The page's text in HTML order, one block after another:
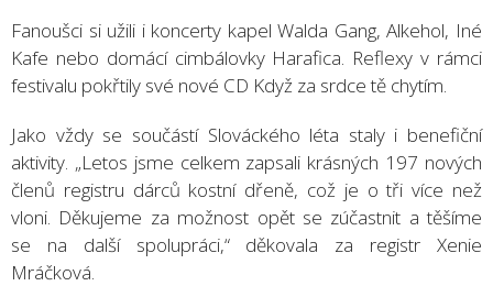
Fanoušci si užili i koncerty kapel Walda Gang, Alkehol, Iné
Kafe nebo domácí cimbálovky Harafica. Reflexy v rámci
festivalu pokřtily své nové CD Když za srdce tě chytím.
Jako vždy se součástí Slováckého léta staly i benefiční
aktivity. „Letos jsme celkem zapsali krásných 197 nových
členů registru dárců kostní dřeně, což je o tři více než
vloni. Děkujeme za možnost opět se zúčastnit a těšíme
se na další spolupráci,“ děkovala za registr Xenie
Mráčková.